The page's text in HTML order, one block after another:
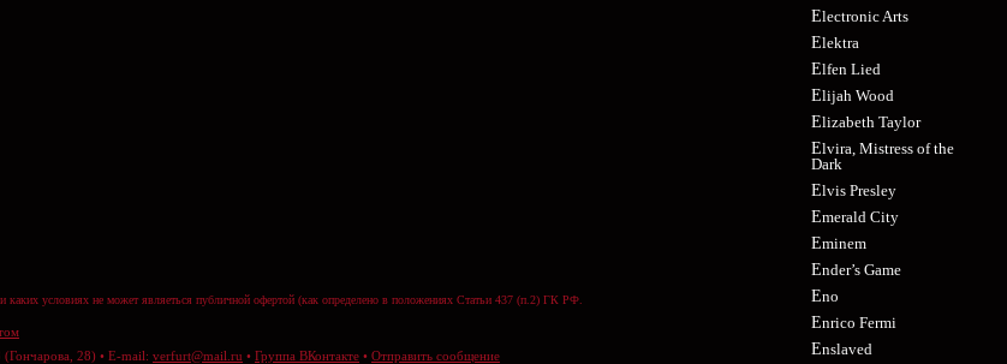
Electronic Arts
Elektra
Elfen Lied
Elijah Wood
Elizabeth Taylor
Elvira, Mistress of the
Dark
Elvis Presley
Emerald City
Eminem
Ender’s Game
Eno
Enrico Fermi
Enslaved
условиях не может являеться публичной офертой (как определено в положениях Статьи 437 (п.2) ГК РФ.
28) • E-mail: verfurt@mail.ru • Группа ВКонтакте • Отправить сообщение